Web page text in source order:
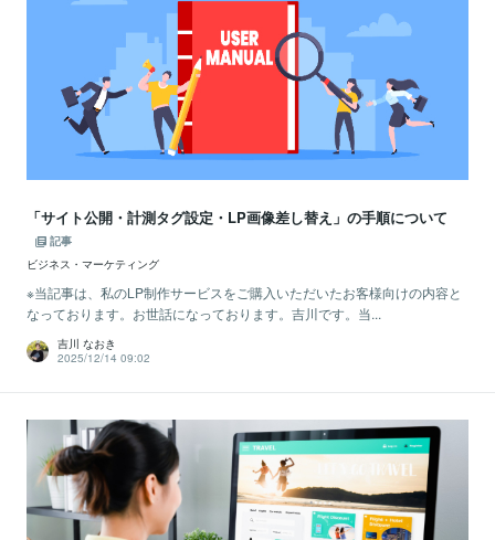
「サイト公開・計測タグ設定・LP画像差し替え」の手順について
記事
ビジネス・マーケティング
※当記事は、私のLP制作サービスをご購入いただいたお客様向けの内容と
なっております。お世話になっております。吉川です。当...
吉川 なおき
2025/12/14 09:02